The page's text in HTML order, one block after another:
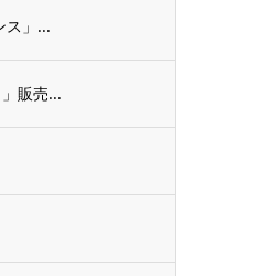
ス」...
販売...